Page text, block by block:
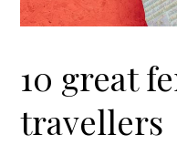
10 great
travellers